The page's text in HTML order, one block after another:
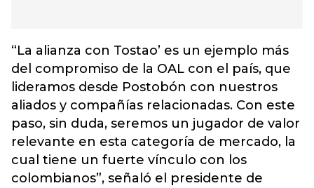
“La alianza con Tostao’ es un ejemplo más
del compromiso de la OAL con el país, que
lideramos desde Postobón con nuestros
aliados y compañías relacionadas. Con este
paso, sin duda, seremos un jugador de valor
relevante en esta categoría de mercado, la
cual tiene un fuerte vínculo con los
colombianos”, señaló el presidente de